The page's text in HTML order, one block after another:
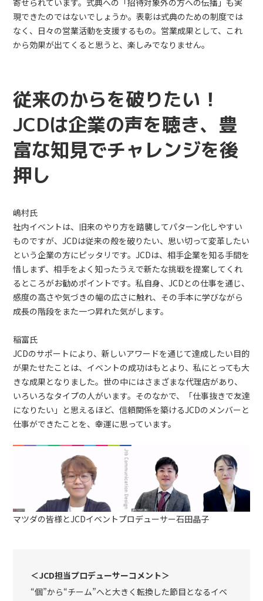
現できたのではないでしょうか。表彰は式典のための制度では
なく、日々の営業活動を支援するもの。営業成果として、これ
から効果が出てくると思うと、楽しみでなりません。
従来のからを破りたい！
JCDは企業の声を聴き、豊
富な知見でチャレンジを後
押し
嶋村氏
社内イベントは、旧来のやり方を踏襲してパターン化しやすい
ものですが、JCDは従来の殻を破りたい、思い切って変革したい
という企業の方にピッタリです。JCDは、相手企業を知る手間を
惜しまず、相手をよく知ったうえで新たな挑戦を提案してくれ
るところがお勧めポイントです。私自身、JCDとの仕事を通じ、
感度の高さや気づきの幅の広さに触れ、その手本に学びながら
成長の階段をまた一つ昇れた気がします。
稲富氏
JCDのサポートにより、新しいアワードを通じて達成したい目的
が果たせたことは、イベントの成功はもとより、私にとっても大
きな成果となりました。世の中にはさまざまな代理店があり、
いろいろなタイプの人がいます。そのなかで、「仕事抜きで友達
になりたい」と思えるほど、信頼関係を築けるJCDのメンバーと
仕事ができたことを、幸運に思っています。
マツダの皆様とJCDイベントプロデューサー石田晶子
＜JCD担当プロデューサーコメント＞
“個”から“チーム”へと大きく転換した節目となるイベ